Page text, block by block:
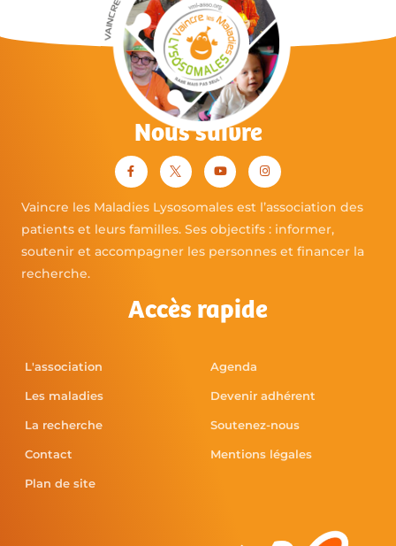
Nous suivre
Vaincre les Maladies Lysosomales est l’association des
patients et leurs familles. Ses objectifs : informer,
soutenir et accompagner les personnes et financer la
recherche.
Accès rapide
L'association
Les maladies
La recherche
Contact
Plan de site
Agenda
Devenir adhérent
Soutenez-nous
Mentions légales